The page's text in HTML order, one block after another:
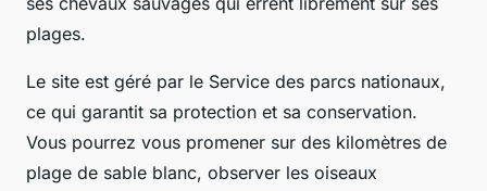
plages.
Le site est géré par le Service des parcs nationaux,
ce qui garantit sa protection et sa conservation.
Vous pourrez vous promener sur des kilomètres de
plage de sable blanc, observer les oiseaux